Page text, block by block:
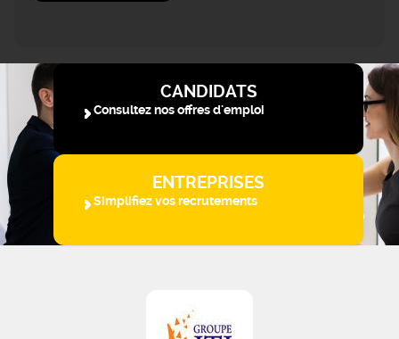
CANDIDATS
Consultez nos offres d'emploi
ENTREPRISES
Simplifiez vos recrutements